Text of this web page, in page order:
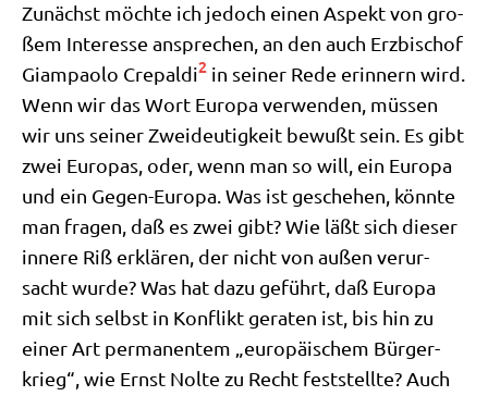
Zunächst möch­te ich jedoch einen Aspekt von gro­
ßem Inter­es­se anspre­chen, an den auch Erz­bi­schof
Giam­pao­lo Cre­pal­di2 in sei­ner Rede erin­nern wird.
Wenn wir das Wort Euro­pa ver­wen­den, müs­sen
wir uns sei­ner Zwei­deu­tig­keit bewußt sein. Es gibt
zwei Euro­pas, oder, wenn man so will, ein Euro­pa
und ein Gegen-Euro­pa. Was ist gesche­hen, könn­te
man fra­gen, daß es zwei gibt? Wie läßt sich die­ser
inne­re Riß erklä­ren, der nicht von außen ver­ur­
sacht wur­de? Was hat dazu geführt, daß Euro­pa
mit sich selbst in Kon­flikt gera­ten ist, bis hin zu
einer Art per­ma­nen­tem „euro­päi­schem Bür­ger­
krieg“, wie Ernst Nol­te zu Recht fest­stell­te? Auch